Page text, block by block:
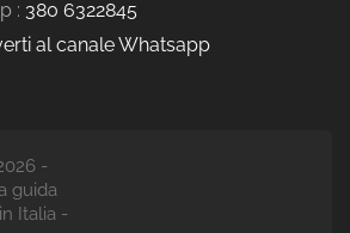
: 380 6322845
al canale Whatsapp
-
guida
Italia -